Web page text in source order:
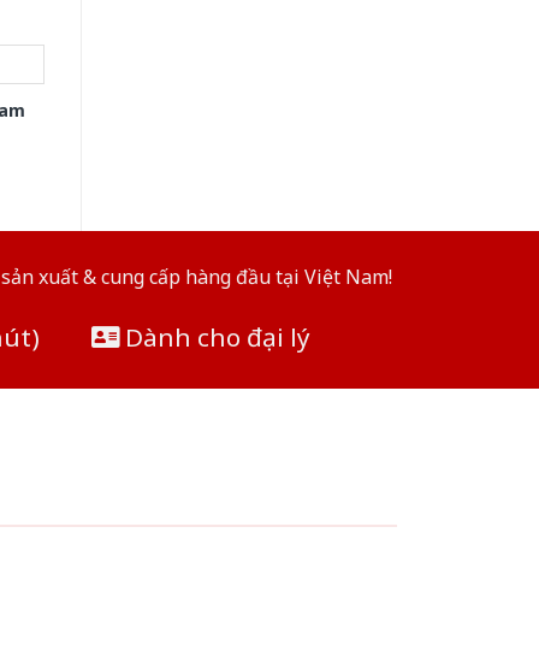
xuất & cung cấp hàng đầu tại Việt Nam!
Dành cho đại lý